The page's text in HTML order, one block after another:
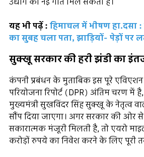
यह भी पढ़ें : हिमाचल में भीषण हा.दसा :
का सुबह चला पता, झाड़ियों- पेड़ों पर
सुक्खू सरकार की हरी झंडी का
कंपनी प्रबंधन के मुताबिक इस पूरे एविएशन
परियोजना रिपोर्ट (DPR) अंतिम चरण में
मुख्यमंत्री सुखविंदर सिंह सुक्खू के नेतृत्व
सौंप दिया जाएगा। अगर सरकार की ओर
सकारात्मक मंजूरी मिलती है, तो एयरो
करोड़ों रुपये का निवेश करने के लिए पूरी